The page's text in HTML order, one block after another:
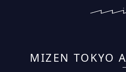
MIZEN TOKYO